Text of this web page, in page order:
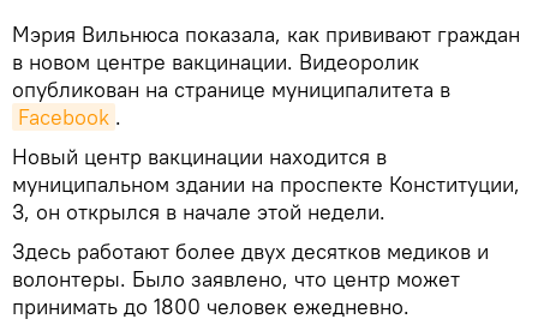
Мэрия Вильнюса показала, как прививают граждан
в новом центре вакцинации. Видеоролик
опубликован на странице муниципалитета в
Facebook .
Новый центр вакцинации находится в
муниципальном здании на проспекте Конституции,
3, он открылся в начале этой недели.
Здесь работают более двух десятков медиков и
волонтеры. Было заявлено, что центр может
принимать до 1800 человек ежедневно.